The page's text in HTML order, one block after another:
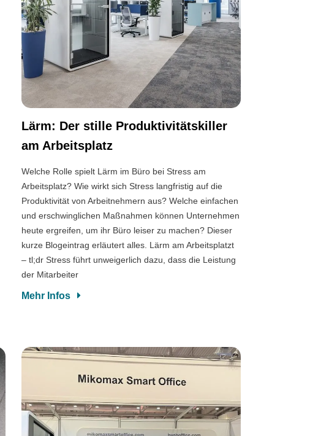
Lärm: Der stille Produktivitätskiller
am Arbeitsplatz
Welche Rolle spielt Lärm im Büro bei Stress am
Arbeitsplatz? Wie wirkt sich Stress langfristig auf die
Produktivität von Arbeitnehmern aus? Welche einfachen
und erschwinglichen Maßnahmen können Unternehmen
heute ergreifen, um ihr Büro leiser zu machen? Dieser
kurze Blogeintrag erläutert alles. Lärm am Arbeitsplatzt
– tl;dr Stress führt unweigerlich dazu, dass die Leistung
der Mitarbeiter
Mehr Infos